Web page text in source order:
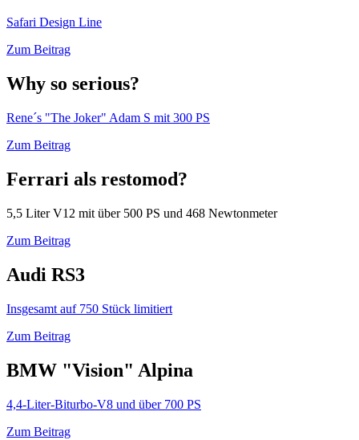
Safari Design Line
Zum Beitrag
Why so serious?
Rene´s "The Joker" Adam S mit 300 PS
Zum Beitrag
Ferrari als restomod?
5,5 Liter V12 mit über 500 PS und 468 Newtonmeter
Zum Beitrag
Audi RS3
Insgesamt auf 750 Stück limitiert
Zum Beitrag
BMW "Vision" Alpina
4,4-Liter-Biturbo-V8 und über 700 PS
Zum Beitrag